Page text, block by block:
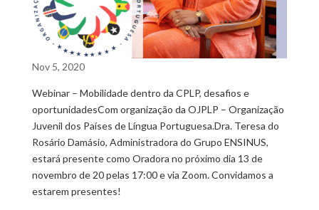
Nov 5, 2020
Webinar – Mobilidade dentro da CPLP, desafios e
oportunidadesCom organização da OJPLP – Organização
Juvenil dos Países de Língua Portuguesa.Dra. Teresa do
Rosário Damásio, Administradora do Grupo ENSINUS,
estará presente como Oradora no próximo dia 13 de
novembro de 20 pelas 17:00 e via Zoom. Convidamos a
estarem presentes!